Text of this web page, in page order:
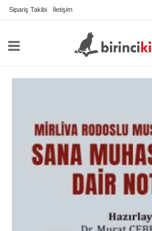
İçeriğe
Sipariş Takibi İletişim
Mustafa
Fehmi’nin
Sana
Muhasarasına